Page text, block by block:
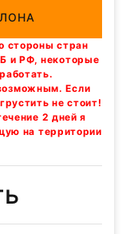
стороны стран
и РФ, некоторые
Если
не стоит!
2 дней я
на территории